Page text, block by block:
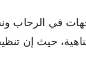
في الرحاب
حيث إن